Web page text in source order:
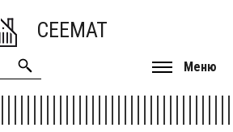
CEEMAT
Меню